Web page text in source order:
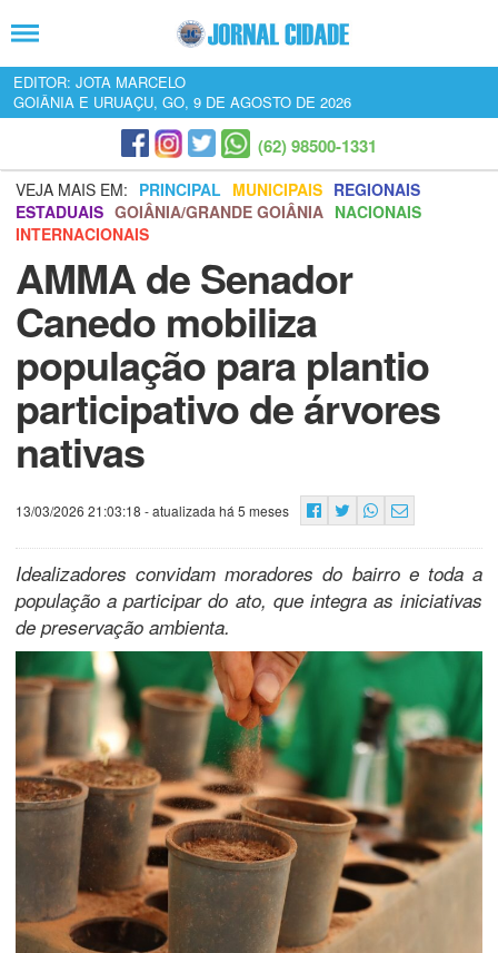
EDITOR: JOTA MARCELO
GOIÂNIA E URUAÇU, GO, 9 DE AGOSTO DE 2026
(62) 98500-1331
VEJA MAIS EM: PRINCIPAL MUNICIPAIS REGIONAIS
ESTADUAIS GOIÂNIA/GRANDE GOIÂNIA NACIONAIS
INTERNACIONAIS
AMMA de Senador
Canedo mobiliza
população para plantio
participativo de árvores
nativas
13/03/2026 21:03:18 - atualizada há 5 meses
Idealizadores convidam moradores do bairro e toda a
população a participar do ato, que integra as iniciativas
de preservação ambienta.